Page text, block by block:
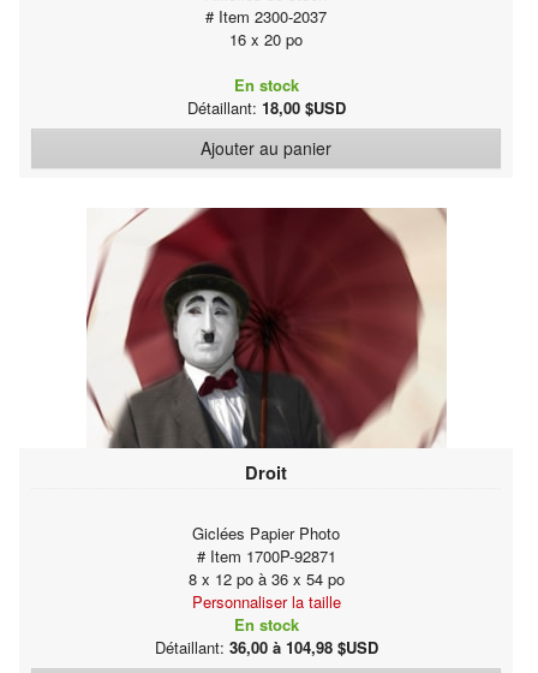
# Item 2300-2037
16 x 20 po
En stock
Détaillant: 18,00 $USD
Ajouter au panier
Droit
Giclées Papier Photo
# Item 1700P-92871
8 x 12 po à 36 x 54 po
Personnaliser la taille
En stock
Détaillant: 36,00 à 104,98 $USD